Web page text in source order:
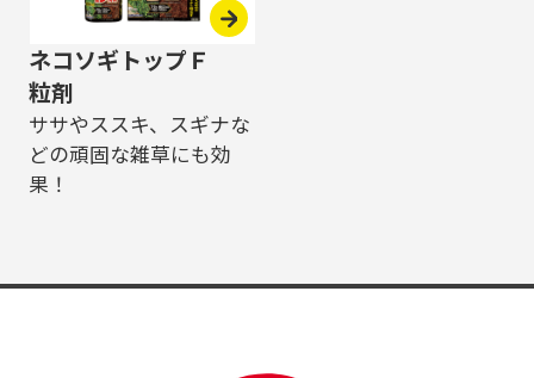
ネコソギトップＦ
粒剤
ササやススキ、スギナな
どの頑固な雑草にも効
果！